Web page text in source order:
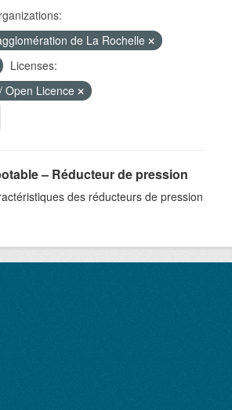
de La Rochelle
Licenses:
Open Licence
– Réducteur de pression
des réducteurs de pression